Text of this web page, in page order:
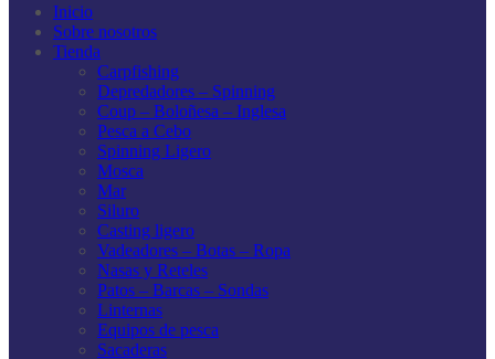
Inicio
Sobre nosotros
Tienda
Carpfishing
Depredadores – Spinning
Coup – Boloñesa – Inglesa
Pesca a Cebo
Spinning Ligero
Mosca
Mar
Siluro
Casting ligero
Vadeadores – Botas – Ropa
Nasas y Reteles
Patos – Barcas – Sondas
Linternas
Equipos de pesca
Sacaderas